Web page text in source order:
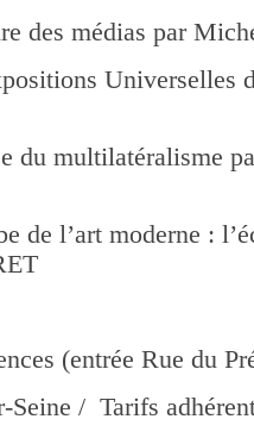
médias par
Universelles
du multilatéralisme
de l’art moderne :
(entrée Rue du
/ Tarifs